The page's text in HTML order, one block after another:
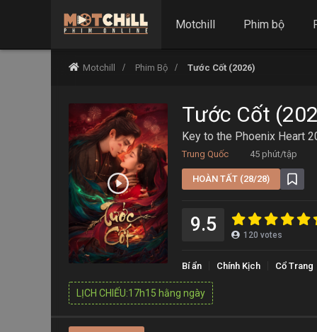
Motchill Phim bộ
Motchill Phim Bộ Tước Cốt (2026)
Tước Cốt
Key to the Phoenix Heart
Trung Quốc 45 phút/tập
HOÀN TẤT (28/28)
9.5 120 votes
Bí ẩn Chính Kịch Cổ Trang
LỊCH CHIẾU:17h15 hằng ngày